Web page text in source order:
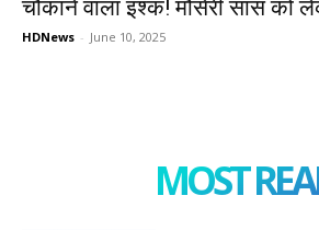
चौंकाने वाला इश्क! मौसेरी सास को
HDNews - June 10, 2025
MOST